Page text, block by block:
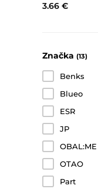
3.66 €
Značka (13)
Benks
Blueo
ESR
JP
OBAL:ME
OTAO
Part